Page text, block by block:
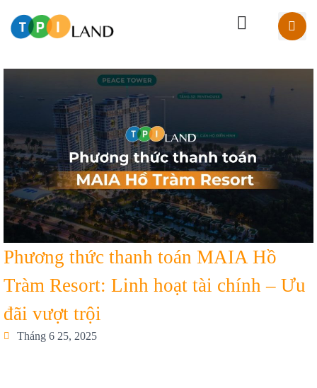
Phương thức thanh toán MAIA Hồ
Tràm Resort: Linh hoạt tài chính – Ưu
đãi vượt trội
Tháng 6 25, 2025